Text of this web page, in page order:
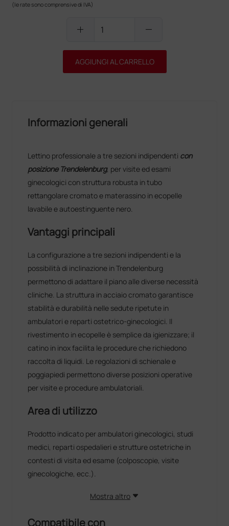
(le rate sono comprensive di IVA)
add remove
AGGIUNGI AL CARRELLO
Informazioni generali
Lettino professionale a tre sezioni indipendenti con
posizione Trendelenburg, per visite ed esami
ginecologici con struttura robusta in tubo
rettangolare cromato e materassino in ecopelle
lavabile e autoestinguente nero.
Vantaggi principali
La configurazione a tre sezioni indipendenti e la
possibilità di inclinazione in Trendelenburg
permettono di adattare il piano alle diverse necessità
cliniche. La struttura in acciaio cromato garantisce
stabilità e durabilità nelle sedute ripetute in
ambulatori e reparti ostetrico-ginecologici. Il
rivestimento in ecopelle è semplice da igienizzare; il
catino in inox facilita le procedure che richiedono
raccolta di liquidi. Le regolazioni di schienale e
poggiapiedi permettono diverse posizioni operative
per visite e procedure ambulatoriali.
Area di utilizzo
Prodotto indicato per ambulatori ginecologici, studi
medici, reparti ospedalieri e strutture ostetriche in
contesti di visita ed esame (colposcopie, visite
ginecologiche, ecc.).
Mostra altro
Compatibile con